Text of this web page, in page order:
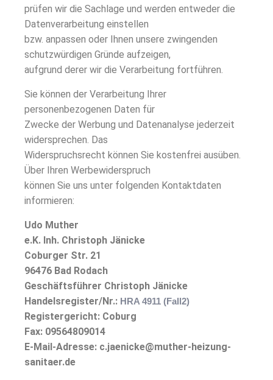
prüfen wir die Sachlage und werden entweder die
Datenverarbeitung einstellen
bzw. anpassen oder Ihnen unsere zwingenden
schutzwürdigen Gründe aufzeigen,
aufgrund derer wir die Verarbeitung fortführen.
Sie können der Verarbeitung Ihrer
personenbezogenen Daten für
Zwecke der Werbung und Datenanalyse jederzeit
widersprechen. Das
Widerspruchsrecht können Sie kostenfrei ausüben.
Über Ihren Werbewiderspruch
können Sie uns unter folgenden Kontaktdaten
informieren:
Udo Muther
e.K. Inh. Christoph Jänicke
Coburger Str. 21
96476 Bad Rodach
Geschäftsführer Christoph Jänicke
Handelsregister/Nr.: HRA 4911 (Fall2)
Registergericht: Coburg
Fax: 09564809014
E-Mail-Adresse: c.jaenicke@muther-heizung-
sanitaer.de